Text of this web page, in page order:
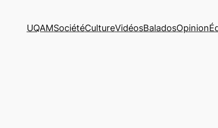
UQAMSociétéCultureVidéosBaladosOpinion